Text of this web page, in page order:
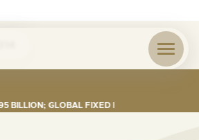
GLOBAL FIXED INCOME= $12.74